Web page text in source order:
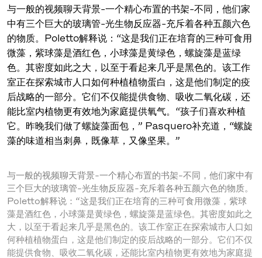
与一般的视频聊天背景-一个精心布置的书架-不同，他们家
中有三个巨大的玻璃管-光生物反应器-充斥着各种五颜六色
的物质。Poletto解释说：“这是我们正在培育的三种可食用
微藻，紫球藻是酒红色，小球藻是黄绿色，螺旋藻是蓝绿
色。其密度如此之大，以至于看起来几乎是黑色的。该工作
室正在探索城市人口如何种植植物蛋白，这是他们制定的疫
后战略的一部分。它们不仅能提供食物、吸收二氧化碳，还
能比室内植物更有效地为家庭提供氧气。“孩子们喜欢种植
它。昨晚我们做了螺旋藻面包，” Pasquero补充道，“螺旋
藻的味道相当刺鼻，既像草，又像坚果。”
与一般的视频聊天背景-一个精心布置的书架-不同，他们家中有
三个巨大的玻璃管-光生物反应器-充斥着各种五颜六色的物质。
Poletto解释说：“这是我们正在培育的三种可食用微藻，紫球
藻是酒红色，小球藻是黄绿色，螺旋藻是蓝绿色。其密度如此之
大，以至于看起来几乎是黑色的。该工作室正在探索城市人口如
何种植植物蛋白，这是他们制定的疫后战略的一部分。它们不仅
能提供食物、吸收二氧化碳，还能比室内植物更有效地为家庭提